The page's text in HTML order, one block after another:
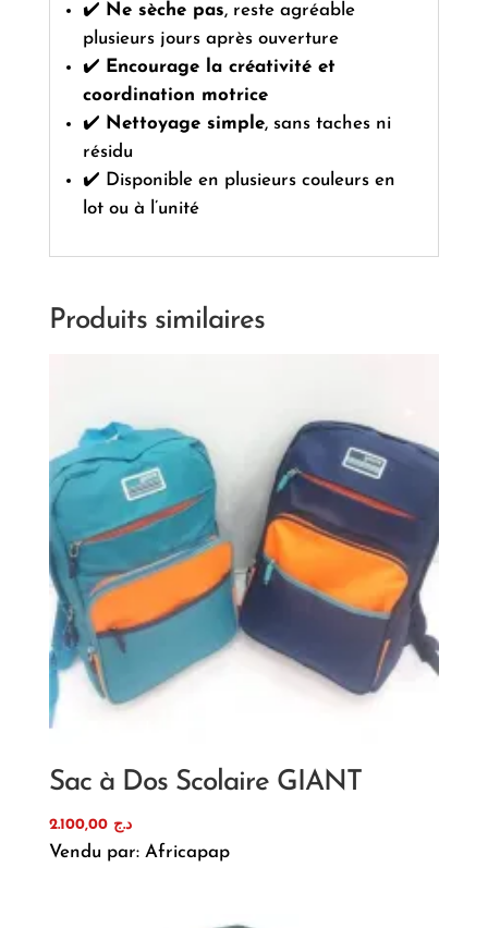
✔️ Ne sèche pas, reste agréable
plusieurs jours après ouverture
✔️ Encourage la créativité et
coordination motrice
✔️ Nettoyage simple, sans taches ni
résidu
✔️ Disponible en plusieurs couleurs en
lot ou à l’unité
Produits similaires
Sac à Dos Scolaire GIANT
د.ج 2.100,00
Vendu par: Africapap